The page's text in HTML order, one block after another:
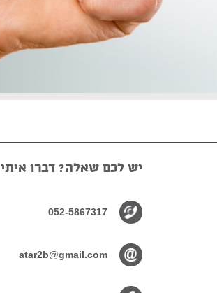
יש לכם שאלה? דברו איתי
052-5867317
atar2b@gmail.com